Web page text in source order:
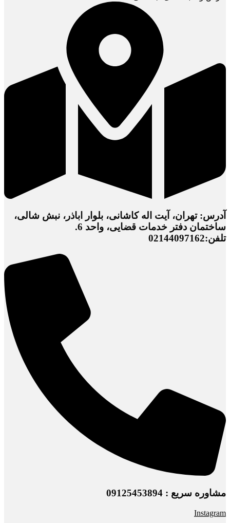
آدرس: تهران، آیت اله کاشانی، بلوار اباذر، نبش شالی،
ساختمان دفتر خدمات قضایی، واحد 6.
تلفن:02144097162
مشاوره سریع : 09125453894
Instagram